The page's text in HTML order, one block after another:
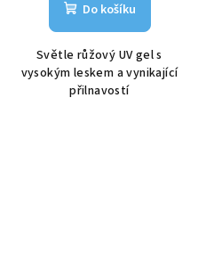
Do košíku
Světle růžový UV gel s
vysokým leskem a vynikající
přilnavostí